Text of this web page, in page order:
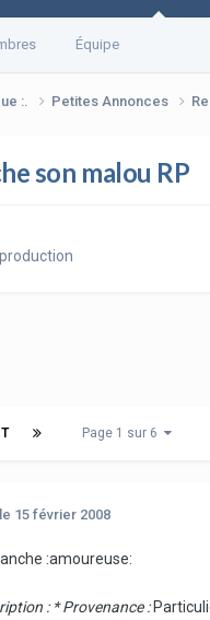
Équipe
:. Petites Annonces
son malou RP
Page 1 sur 6
le 15 février 2008
:amoureuse:
: * Provenance :